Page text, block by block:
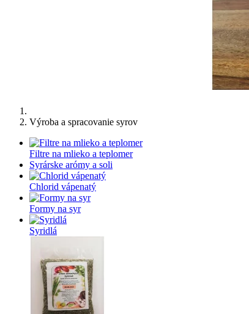
Výroba a spracovanie syrov
Filtre na mlieko a teplomer
Syrárske arómy a soli
Chlorid vápenatý
Formy na syr
Syridlá